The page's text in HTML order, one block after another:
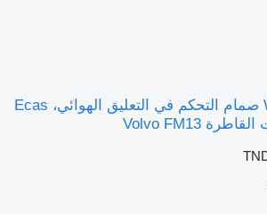
صمام الهواء WABCO صمام التحكم في التعليق الهوائي، Ecas